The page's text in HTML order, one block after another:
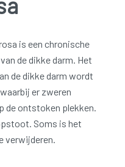
is een chronische
de dikke darm. Het
de dikke darm wordt
er zweren
de ontstoken plekken.
Soms is het
verwijderen.